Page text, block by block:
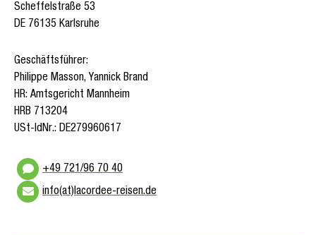
Scheffelstraße 53
DE 76135 Karlsruhe
Geschäftsführer:
Philippe Masson, Yannick Brand
HR: Amtsgericht Mannheim
HRB 713204
USt-IdNr.: DE279960617
+49 721/96 70 40
info(at)lacordee-reisen.de